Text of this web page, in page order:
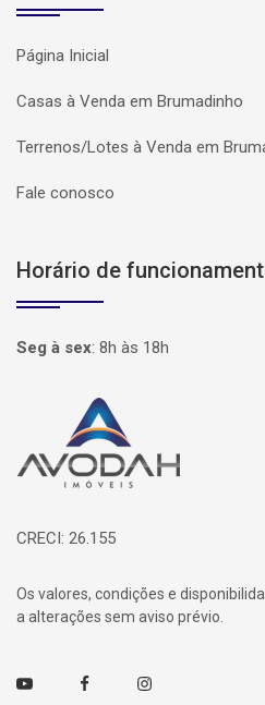
Página Inicial
Casas à Venda em Brumadinho
Terrenos/Lotes à Venda em
Fale conosco
Horário de
Seg à sex: 8h às 18h
Página inicial
CRECI: 26.155
Os valores, condições e
a alterações sem aviso prévio.
Youtube FacebookInstagram